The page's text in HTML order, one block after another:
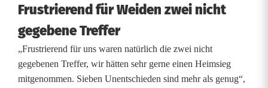
i
e
S
p
Frustrierend für Weiden zwei nicht
gegebene Treffer
„Frustrierend für uns waren natürlich die zwei nicht
gegebenen Treffer, wir hätten sehr gerne einen Heimsieg
mitgenommen. Sieben Unentschieden sind mehr als genug“,